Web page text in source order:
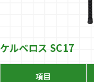
ケルベロス SC17
項目